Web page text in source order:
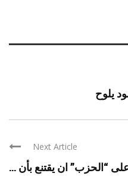
يلوح
Next Article
“الحزب” ان يقتنع بأن ...